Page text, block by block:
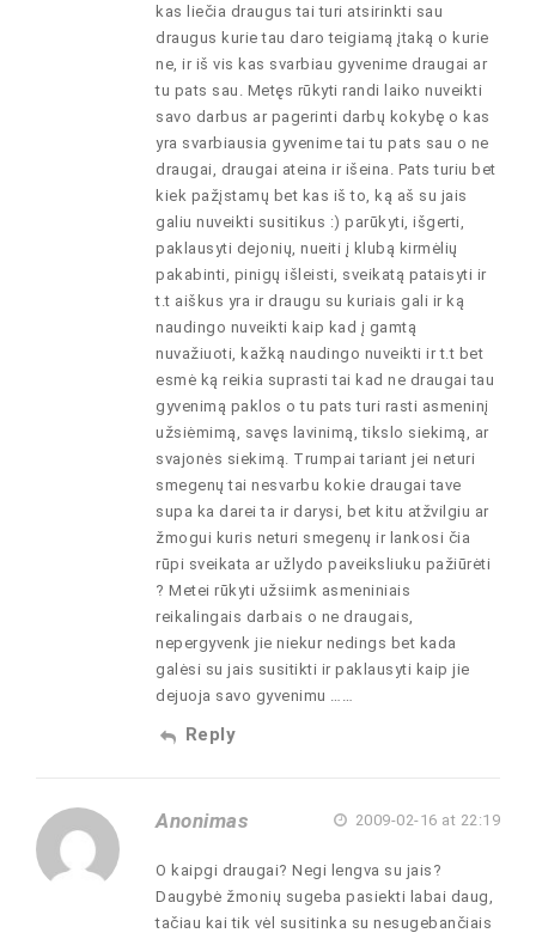
kas liečia draugus tai turi atsirinkti sau
draugus kurie tau daro teigiamą įtaką o kurie
ne, ir iš vis kas svarbiau gyvenime draugai ar
tu pats sau. Metęs rūkyti randi laiko nuveikti
savo darbus ar pagerinti darbų kokybę o kas
yra svarbiausia gyvenime tai tu pats sau o ne
draugai, draugai ateina ir išeina. Pats turiu bet
kiek pažįstamų bet kas iš to, ką aš su jais
galiu nuveikti susitikus :) parūkyti, išgerti,
paklausyti dejonių, nueiti į klubą kirmėlių
pakabinti, pinigų išleisti, sveikatą pataisyti ir
t.t aiškus yra ir draugu su kuriais gali ir ką
naudingo nuveikti kaip kad į gamtą
nuvažiuoti, kažką naudingo nuveikti ir t.t bet
esmė ką reikia suprasti tai kad ne draugai tau
gyvenimą paklos o tu pats turi rasti asmeninį
užsiėmimą, savęs lavinimą, tikslo siekimą, ar
svajonės siekimą. Trumpai tariant jei neturi
smegenų tai nesvarbu kokie draugai tave
supa ka darei ta ir darysi, bet kitu atžvilgiu ar
žmogui kuris neturi smegenų ir lankosi čia
rūpi sveikata ar užlydo paveiksliuku pažiūrėti
? Metei rūkyti užsiimk asmeniniais
reikalingais darbais o ne draugais,
nepergyvenk jie niekur nedings bet kada
galėsi su jais susitikti ir paklausyti kaip jie
dejuoja savo gyvenimu ……
Reply
Anonimas 2009-02-16 at 22:19
O kaipgi draugai? Negi lengva su jais?
Daugybė žmonių sugeba pasiekti labai daug,
tačiau kai tik vėl susitinka su nesugebančiais